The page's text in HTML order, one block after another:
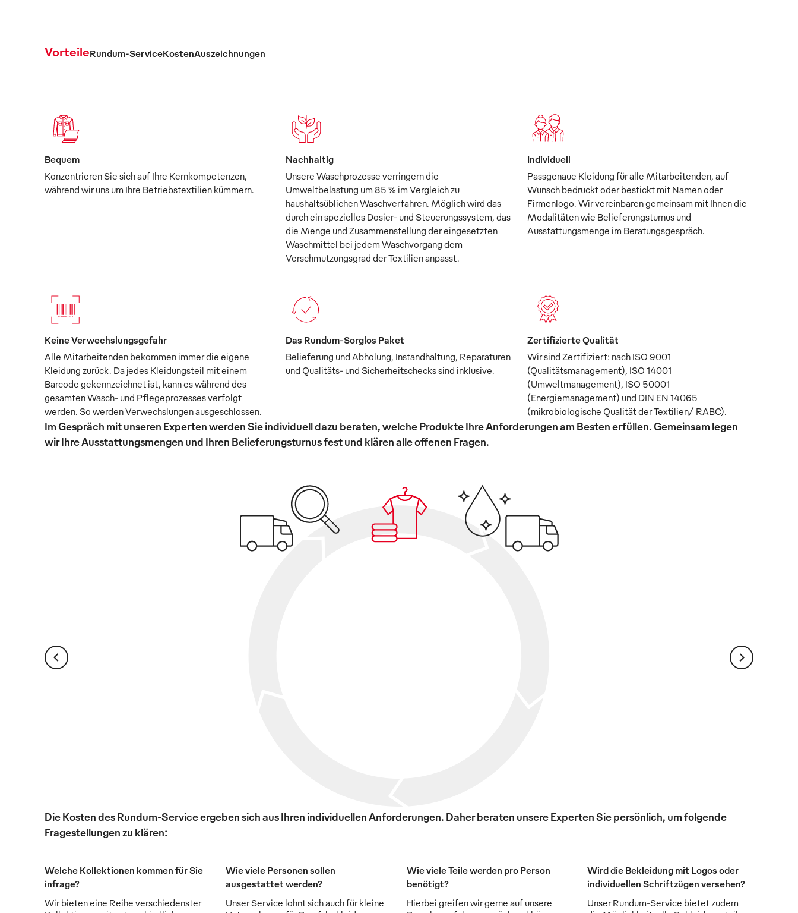
VorteileRundum-ServiceKostenAuszeichnungen
Bequem
Konzentrieren Sie sich auf Ihre Kernkompetenzen,
während wir uns um Ihre Betriebstextilien kümmern.
Nachhaltig
Unsere Waschprozesse verringern die
Umweltbelastung um 85 % im Vergleich zu
haushaltsüblichen Waschverfahren. Möglich wird das
durch ein spezielles Dosier- und Steuerungssystem, das
die Menge und Zusammenstellung der eingesetzten
Waschmittel bei jedem Waschvorgang dem
Verschmutzungsgrad der Textilien anpasst.
Individuell
Passgenaue Kleidung für alle Mitarbeitenden, auf
Wunsch bedruckt oder bestickt mit Namen oder
Firmenlogo. Wir vereinbaren gemeinsam mit Ihnen die
Modalitäten wie Belieferungsturnus und
Ausstattungsmenge im Beratungsgespräch.
Keine Verwechslungsgefahr
Alle Mitarbeitenden bekommen immer die eigene
Kleidung zurück. Da jedes Kleidungsteil mit einem
Barcode gekennzeichnet ist, kann es während des
gesamten Wasch- und Pflegeprozesses verfolgt
werden. So werden Verwechslungen ausgeschlossen.
Das Rundum-Sorglos Paket
Belieferung und Abholung, Instandhaltung, Reparaturen
und Qualitäts- und Sicherheitschecks sind inklusive.
Zertifizierte Qualität
Wir sind Zertifiziert: nach ISO 9001
(Qualitätsmanagement), ISO 14001
(Umweltmanagement), ISO 50001
(Energiemanagement) und DIN EN 14065
(mikrobiologische Qualität der Textilien/ RABC).
Im Gespräch mit unseren Experten werden Sie individuell dazu beraten, welche Produkte Ihre Anforderungen am Besten erfüllen. Gemeinsam legen
wir Ihre Ausstattungsmengen und Ihren Belieferungsturnus fest und klären alle offenen Fragen.
Die Kosten des Rundum-Service ergeben sich aus Ihren individuellen Anforderungen. Daher beraten unsere Experten Sie persönlich, um folgende
Fragestellungen zu klären:
Welche Kollektionen kommen für Sie
infrage?
Wir bieten eine Reihe verschiedenster
Wie viele Personen sollen
ausgestattet werden?
Unser Service lohnt sich auch für kleine
Wie viele Teile werden pro Person
benötigt?
Hierbei greifen wir gerne auf unsere
Wird die Bekleidung mit Logos oder
individuellen Schriftzügen versehen?
Unser Rundum-Service bietet zudem